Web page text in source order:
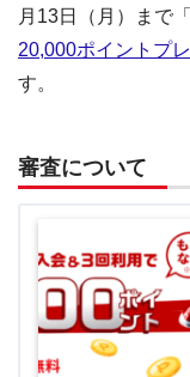
月13日（月）まで「
20,000ポイントプ
す。
審査について